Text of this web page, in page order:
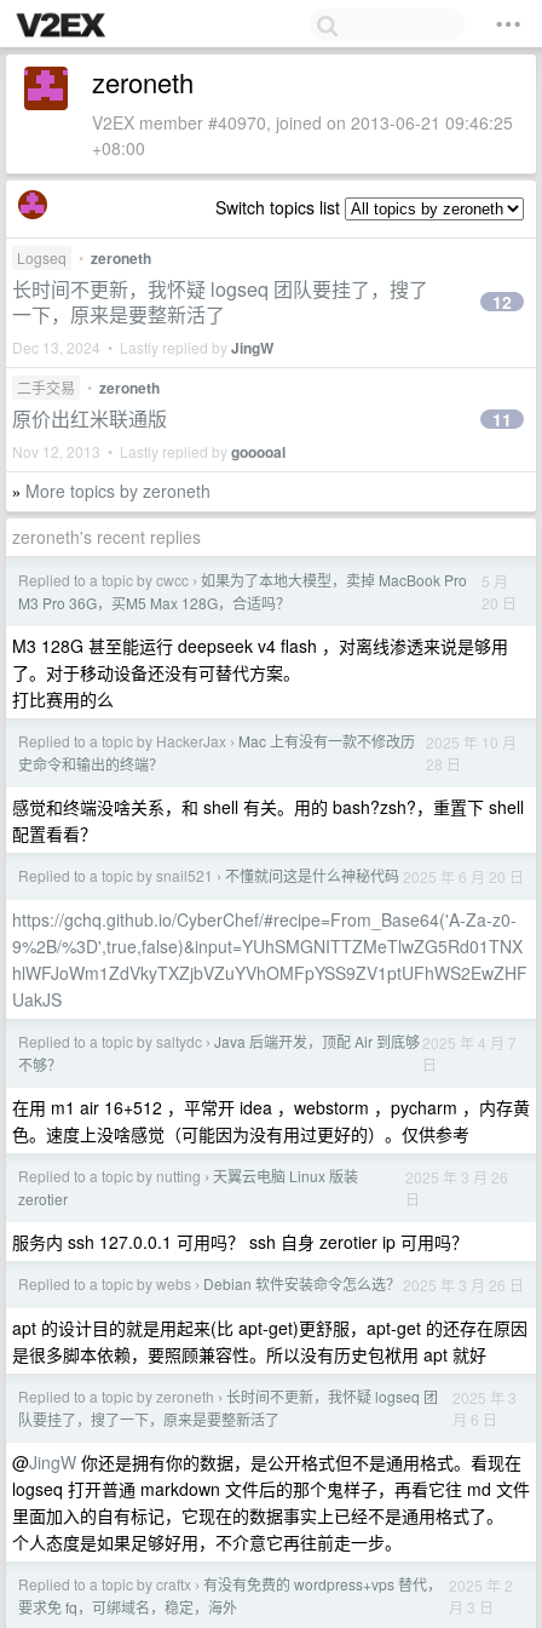
zeroneth
V2EX member #40970, joined on 2013-06-21 09:46:25
+08:00
Switch topics list
Logseq • zeroneth
长时间不更新，我怀疑 logseq 团队要挂了，搜了
一下，原来是要整新活了
Dec 13, 2024 • Lastly replied byJingW
12
二手交易 • zeroneth
原价出红米联通版
Nov 12, 2013 • Lastly replied bygooooal
11
» More topics by zeroneth
zeroneth's recent replies
Replied to a topic by cwcc › 如果为了本地大模型，卖掉 MacBook Pro
M3 Pro 36G，买Μ5 Max 128G，合适吗？
5 月
20 日
M3 128G 甚至能运行 deepseek v4 flash ，对离线渗透来说是够用
了。对于移动设备还没有可替代方案。
打比赛用的么
Replied to a topic by HackerJax › Mac 上有没有一款不修改历
史命令和输出的终端？
2025 年 10 月
28 日
感觉和终端没啥关系，和 shell 有关。用的 bash?zsh?，重置下 shell
配置看看？
Replied to a topic by snail521 › 不懂就问这是什么神秘代码 2025 年 6 月 20 日
https://gchq.github.io/CyberChef/#recipe=From_Base64('A-Za-z0-
9%2B/%3D',true,false)&input=YUhSMGNITTZMeTlwZG5Rd01TNX
hlWFJoWm1ZdVkyTXZjbVZuYVhOMFpYSS9ZV1ptUFhWS2EwZHF
UakJS
Replied to a topic by saltydc › Java 后端开发，顶配 Air 到底够
不够？
2025 年 4 月 7
日
在用 m1 air 16+512 ，平常开 idea ，webstorm ，pycharm ，内存黄
色。速度上没啥感觉（可能因为没有用过更好的）。仅供参考
Replied to a topic by nutting › 天翼云电脑 Linux 版装
zerotier
2025 年 3 月 26
日
服务内 ssh 127.0.0.1 可用吗？ ssh 自身 zerotier ip 可用吗？
Replied to a topic by webs › Debian 软件安装命令怎么选？ 2025 年 3 月 26 日
apt 的设计目的就是用起来(比 apt-get)更舒服，apt-get 的还存在原因
是很多脚本依赖，要照顾兼容性。所以没有历史包袱用 apt 就好
Replied to a topic by zeroneth › 长时间不更新，我怀疑 logseq 团
队要挂了，搜了一下，原来是要整新活了
2025 年 3
月 6 日
@JingW 你还是拥有你的数据，是公开格式但不是通用格式。看现在
logseq 打开普通 markdown 文件后的那个鬼样子，再看它往 md 文件
里面加入的自有标记，它现在的数据事实上已经不是通用格式了。
个人态度是如果足够好用，不介意它再往前走一步。
Replied to a topic by craftx › 有没有免费的 wordpress+vps 替代，
要求免 fq，可绑域名，稳定，海外
2025 年 2
月 3 日